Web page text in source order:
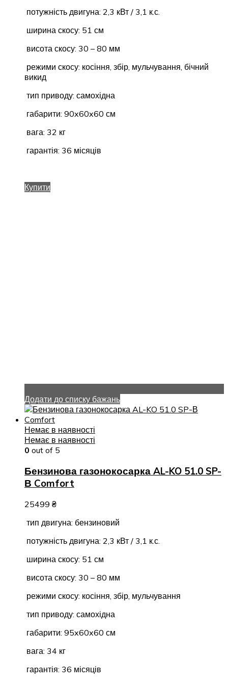
потужність двигуна: 2,3 кВт / 3,1 к.с.
ширина скосу: 51 см
висота скосу: 30 – 80 мм
режими скосу: косіння, збір, мульчування, бічний
викид
тип приводу: самохідна
габарити: 90x60x60 см
вага: 32 кг
гарантія: 36 місяців
Купити
Додати до списку бажань
Немає в наявності
Немає в наявності
0 out of 5
Бензинова газонокосарка AL-KO 51.0 SP-
В Comfort
25499 ₴
тип двигуна: бензиновий
потужність двигуна: 2,3 кВт / 3,1 к.с.
ширина скосу: 51 см
висота скосу: 30 – 80 мм
режими скосу: косіння, збір, мульчування
тип приводу: самохідна
габарити: 95x60x60 см
вага: 34 кг
гарантія: 36 місяців